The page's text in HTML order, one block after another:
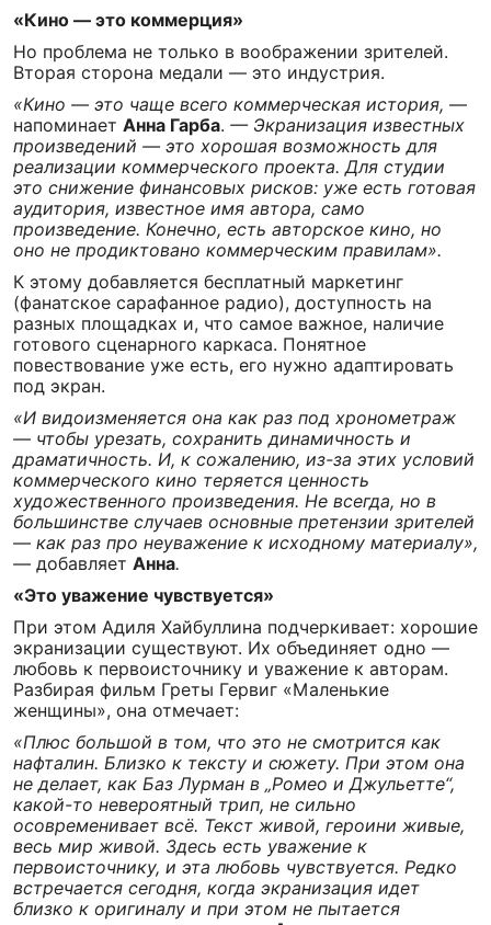
«Кино — это коммерция»
Но проблема не только в воображении зрителей.
Вторая сторона медали — это индустрия.
«Кино — это чаще всего коммерческая история, —
напоминает Анна Гарба. — Экранизация известных
произведений — это хорошая возможность для
реализации коммерческого проекта. Для студии
это снижение финансовых рисков: уже есть готовая
аудитория, известное имя автора, само
произведение. Конечно, есть авторское кино, но
оно не продиктовано коммерческим правилам».
К этому добавляется бесплатный маркетинг
(фанатское сарафанное радио), доступность на
разных площадках и, что самое важное, наличие
готового сценарного каркаса. Понятное
повествование уже есть, его нужно адаптировать
под экран.
«И видоизменяется она как раз под хронометраж
— чтобы урезать, сохранить динамичность и
драматичность. И, к сожалению, из-за этих условий
коммерческого кино теряется ценность
художественного произведения. Не всегда, но в
большинстве случаев основные претензии зрителей
— как раз про неуважение к исходному материалу»,
— добавляет Анна.
«Это уважение чувствуется»
При этом Адиля Хайбуллина подчеркивает: хорошие
экранизации существуют. Их объединяет одно —
любовь к первоисточнику и уважение к авторам.
Разбирая фильм Греты Гервиг «Маленькие
женщины», она отмечает:
«Плюс большой в том, что это не смотрится как
нафталин. Близко к тексту и сюжету. При этом она
не делает, как Баз Лурман в „Ромео и Джульетте“,
какой-то невероятный трип, не сильно
осовременивает всё. Текст живой, героини живые,
весь мир живой. Здесь есть уважение к
первоисточнику, и эта любовь чувствуется. Редко
встречается сегодня, когда экранизация идет
близко к оригиналу и при этом не пытается